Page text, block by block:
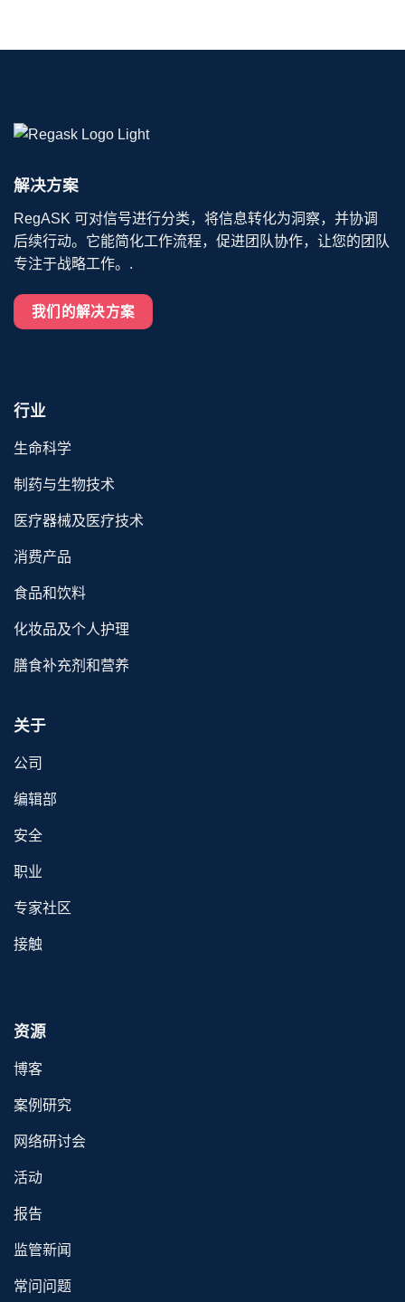
解决方案
RegASK 可对信号进行分类，将信息转化为洞察，并协调
后续行动。它能简化工作流程，促进团队协作，让您的团队
专注于战略工作。.
我们的解决方案
行业
生命科学
制药与生物技术
医疗器械及医疗技术
消费产品
食品和饮料
化妆品及个人护理
膳食补充剂和营养
关于
公司
编辑部
安全
职业
专家社区
接触
资源
博客
案例研究
网络研讨会
活动
报告
监管新闻
常问问题